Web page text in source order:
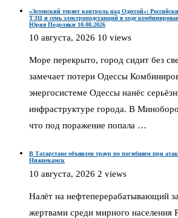
«Зеленский теряет контроль над Одессой»:
ТЭЦ и семь электроподстанций в ходе
Юрия Подоляки 10.08.2026
10 августа, 2026 10 views
Море перекрыто, город сидит без
замечает потери Одессы
энергосистеме Одессы нанёс
инфраструктуре города. В
что под поражение попала …
В Татарстане объявлен траур по погибшим при
Нижнекамск
10 августа, 2026 2 views
Налёт на нефтеперерабатывающий
жертвами среди мирного населения